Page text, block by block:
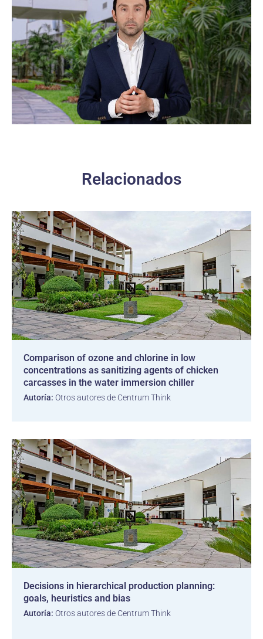
Relacionados
Comparison of ozone and chlorine in low
concentrations as sanitizing agents of chicken
carcasses in the water immersion chiller
Autoría: Otros autores de Centrum Think
Decisions in hierarchical production planning:
goals, heuristics and bias
Autoría: Otros autores de Centrum Think